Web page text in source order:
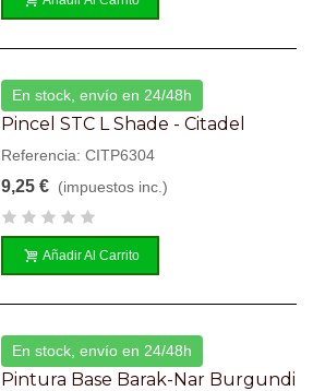
En stock, envío en 24/48h
Pincel STC L Shade - Citadel
Referencia: CITP6304
9,25 € (impuestos inc.)
Añadir Al Carrito
En stock, envío en 24/48h
Pintura Base Barak-Nar Burgundi